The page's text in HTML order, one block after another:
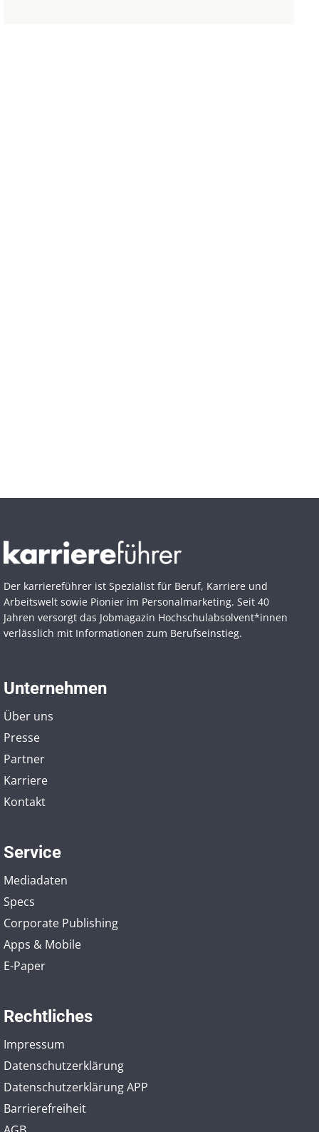
Der karriereführer ist Spezialist für Beruf, Karriere und
Arbeitswelt sowie Pionier im Personal­marketing. Seit 40
Jahren versorgt das Jobmagazin Hochschul­absolvent*innen
verlässlich mit Informationen zum Berufseinstieg.
Unternehmen
Über uns
Presse
Partner
Karriere
Kontakt
Service
Mediadaten
Specs
Corporate Publishing
Apps & Mobile
E-Paper
Rechtliches
Impressum
Datenschutzerklärung
Datenschutzerklärung APP
Barrierefreiheit